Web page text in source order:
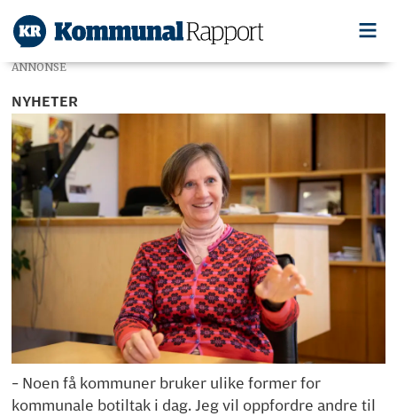
ANNONSE
NYHETER
– Noen få kommuner bruker ulike former for
kommunale botiltak i dag. Jeg vil oppfordre andre til